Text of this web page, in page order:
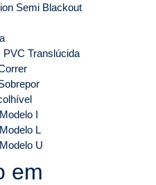
Semi Blackout
PVC Translúcida
I
L
U
em